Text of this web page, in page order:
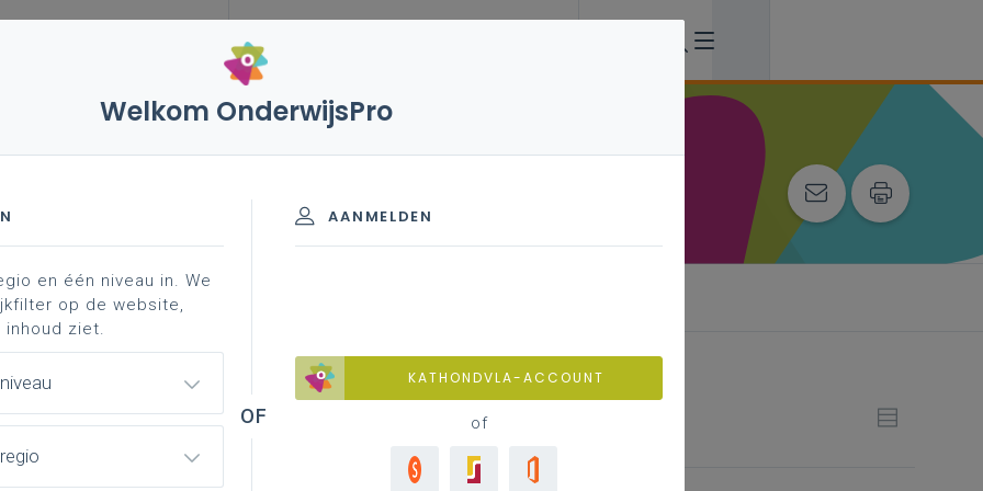
vakken en leerplannen 3de graad
materiaal haalbare e ...
D-finaliteit
contacteer je pedagogisch begeleider
grote groepen
Welkom OnderwijsPro
AANMELDEN
KATHONDVLA-ACCOUNT
of
en één niveau in. We
op de website,
ziet.